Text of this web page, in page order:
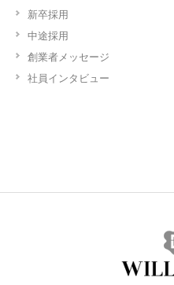
新卒採用
中途採用
創業者メッセージ
社員インタビュー